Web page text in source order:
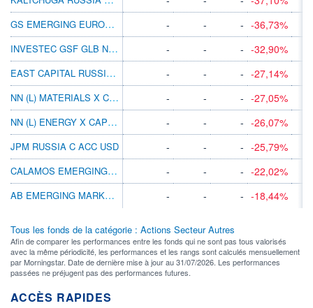
GS EMERGING EUROPE EQ-X CAP USD
- - - -36,73%
INVESTEC GSF GLB NTRL RES A ACC SGD HDG
- - - -32,90%
EAST CAPITAL RUSSIA A USD
- - - -27,14%
NN (L) MATERIALS X CAP CZK H I
- - - -27,05%
NN (L) ENERGY X CAP CZK H I
- - - -26,07%
JPM RUSSIA C ACC USD - - - -25,79%
CALAMOS EMERGING MARKETS A GBP ACC
- - - -22,02%
AB EMERGING MARKETS GROWTH C AUD H
- - - -18,44%
Tous les fonds de la catégorie : Actions Secteur Autres
Afin de comparer les performances entre les fonds qui ne sont pas tous valorisés
avec la même périodicité, les performances et les rangs sont calculés mensuellement
par Morningstar. Date de dernière mise à jour au 31/07/2026. Les performances
passées ne préjugent pas des performances futures.
ACCÈS RAPIDES